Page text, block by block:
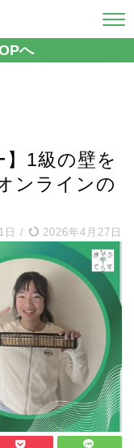
へ
】1級の壁を
ンラインの
日 / 2026年4月27日